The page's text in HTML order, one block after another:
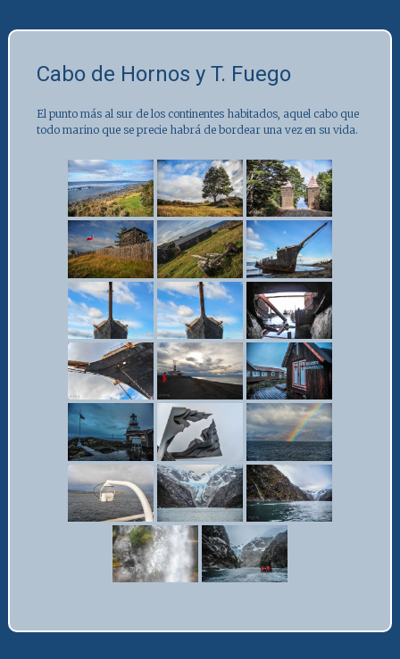
Cabo de Hornos y T. Fuego
El punto más al sur de los continentes habitados, aquel cabo que
todo marino que se precie habrá de bordear una vez en su vida.